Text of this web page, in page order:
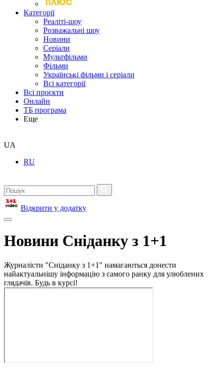
Категорії
Реаліті-шоу
Розважальні шоу
Новини
Серіали
Мультфільми
Фільми
Українські фільми і серіали
Всі категорії
Всі проєкти
Онлайн
ТБ програма
Еще
UA
RU
Відкрити у додатку
Новини Сніданку з 1+1
Журналісти "Сніданку з 1+1" намагаються донести
найактуальнішу інформацію з самого ранку для улюблених
глядачів. Будь в курсі!